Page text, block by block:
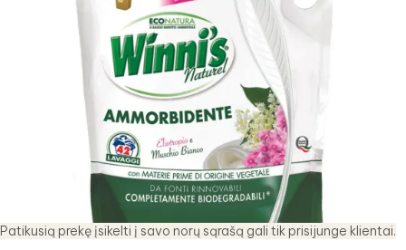
Patikusią prekę įsikelti į savo norų sąrašą gali tik prisijunge klientai.